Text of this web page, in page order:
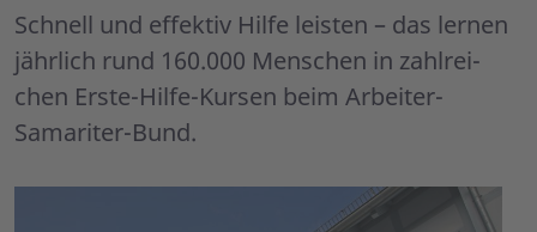
Schnell und effektiv Hilfe leisten – das lernen
jährlich rund 160.000 Menschen in zahlrei­
chen Erste-Hilfe-Kursen beim Arbeiter-
Samariter-Bund.